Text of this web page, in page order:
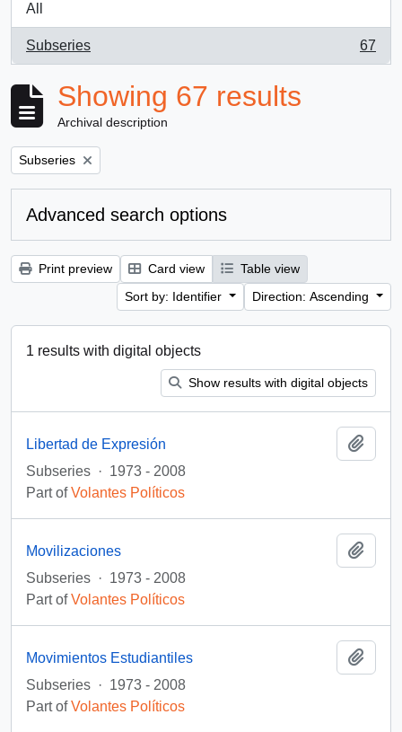
All
Subseries
, 67 results
67
Showing 67 results
Archival description
Remove filter:
Subseries
Advanced search options
Print preview Card view
Table view
Sort by: Identifier
Direction: Ascending
1 results with digital objects
Show results with digital objects
Libertad de Expresión
Subseries · 1973 - 2008
Part ofVolantes Políticos
Movilizaciones
Subseries · 1973 - 2008
Part ofVolantes Políticos
Movimientos Estudiantiles
Subseries · 1973 - 2008
Part ofVolantes Políticos